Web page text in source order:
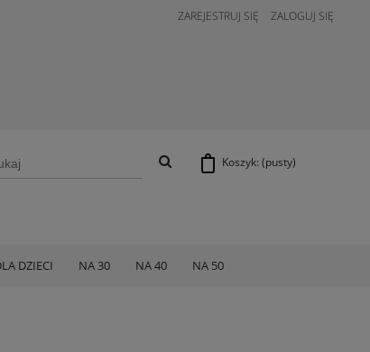
ZAREJESTRUJ SIĘ ZALOGUJ SIĘ
Koszyk: (pusty)
DZIECI NA 30 NA 40 NA 50